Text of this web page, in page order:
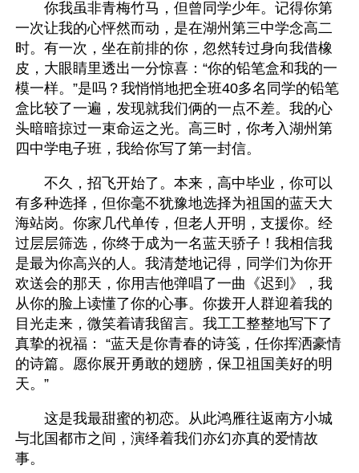
你我虽非青梅竹马，但曾同学少年。记得你第
一次让我的心怦然而动，是在湖州第三中学念高二
时。有一次，坐在前排的你，忽然转过身向我借橡
皮，大眼睛里透出一分惊喜：“你的铅笔盒和我的一
模一样。”是吗？我悄悄地把全班40多名同学的铅笔
盒比较了一遍，发现就我们俩的一点不差。我的心
头暗暗掠过一束命运之光。高三时，你考入湖州第
四中学电子班，我给你写了第一封信。
不久，招飞开始了。本来，高中毕业，你可以
有多种选择，但你毫不犹豫地选择为祖国的蓝天大
海站岗。你家几代单传，但老人开明，支援你。经
过层层筛选，你终于成为一名蓝天骄子！我相信我
是最为你高兴的人。我清楚地记得，同学们为你开
欢送会的那天，你用吉他弹唱了一曲《迟到》，我
从你的脸上读懂了你的心事。你拨开人群迎着我的
目光走来，微笑着请我留言。我工工整整地写下了
真挚的祝福： “蓝天是你青春的诗笺，任你挥洒豪情
的诗篇。愿你展开勇敢的翅膀，保卫祖国美好的明
天。”
这是我最甜蜜的初恋。从此鸿雁往返南方小城
与北国都市之间，演绎着我们亦幻亦真的爱情故
事。